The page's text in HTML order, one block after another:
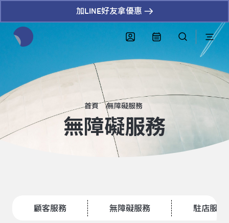
加LINE好友拿優惠
首頁 無障礙服務
無障礙服務
顧客服務 無障礙服務 駐店服務